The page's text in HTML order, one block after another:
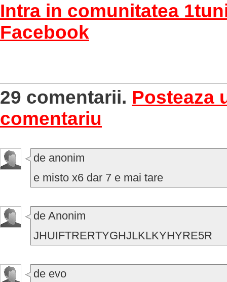
Intra in comunitatea
Facebook
29 comentarii. Posteaza
comentariu
de anonim
e misto x6 dar 7 e mai tare
de Anonim
JHUIFTRERTYGHJLKLKYHYRE5R
de evo